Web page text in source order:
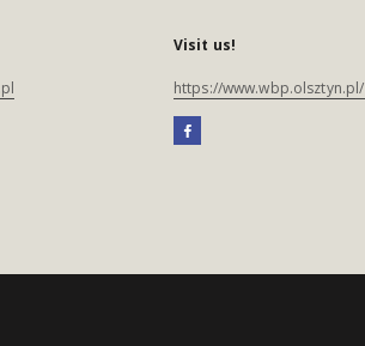
Visit us!
https://www.wbp.olsztyn.pl/